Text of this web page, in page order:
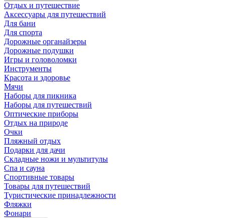
Отдых и путешествие
Аксессуары для путешествий
Для бани
Для спорта
Дорожные органайзеры
Дорожные подушки
Игры и головоломки
Инструменты
Красота и здоровье
Мячи
Наборы для пикника
Наборы для путешествий
Оптические приборы
Отдых на природе
Очки
Пляжный отдых
Подарки для дачи
Складные ножи и мультитулы
Спа и сауна
Спортивные товары
Товары для путешествий
Туристические принадлежности
Фляжки
Фонари